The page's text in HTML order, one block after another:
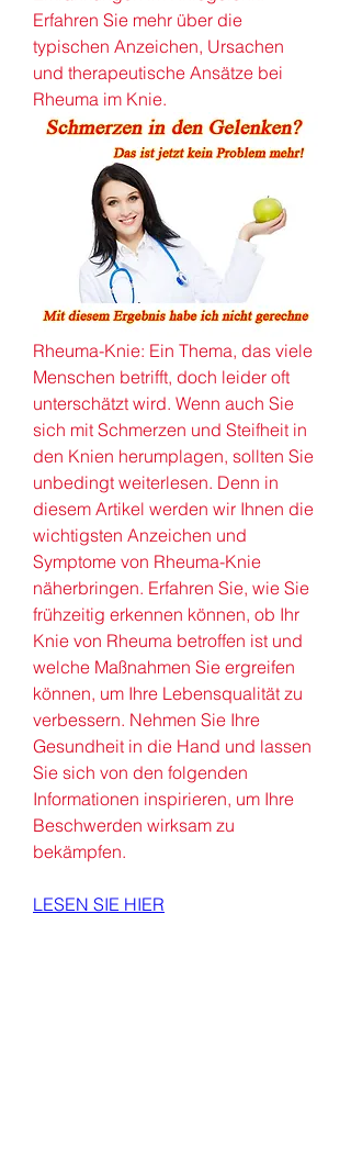
Erfahren Sie mehr über die
typischen Anzeichen, Ursachen
und therapeutische Ansätze bei
Rheuma im Knie.
Rheuma-Knie: Ein Thema, das viele
Menschen betrifft, doch leider oft
unterschätzt wird. Wenn auch Sie
sich mit Schmerzen und Steifheit in
den Knien herumplagen, sollten Sie
unbedingt weiterlesen. Denn in
diesem Artikel werden wir Ihnen die
wichtigsten Anzeichen und
Symptome von Rheuma-Knie
näherbringen. Erfahren Sie, wie Sie
frühzeitig erkennen können, ob Ihr
Knie von Rheuma betroffen ist und
welche Maßnahmen Sie ergreifen
können, um Ihre Lebensqualität zu
verbessern. Nehmen Sie Ihre
Gesundheit in die Hand und lassen
Sie sich von den folgenden
Informationen inspirieren, um Ihre
Beschwerden wirksam zu
bekämpfen.
LESEN SIE HIER